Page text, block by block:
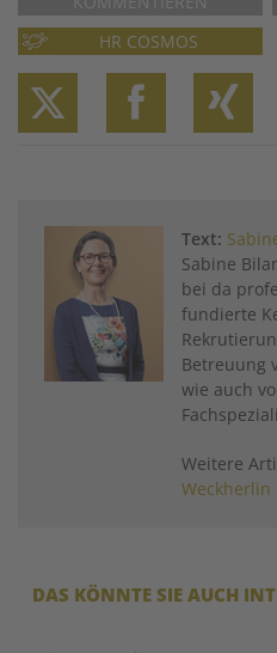
HR COSMOS
Text:
Sabine
bei da
fundierte
Betreuung
wie auch
Weitere
Weckherlin
DAS KÖNNTE SIE AUCH